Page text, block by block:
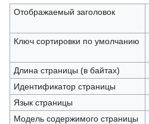
Отображаемый заголовок
Ключ сортировки по умолчанию
Длина страницы (в байтах)
Идентификатор страницы
Язык страницы
Модель содержимого страницы